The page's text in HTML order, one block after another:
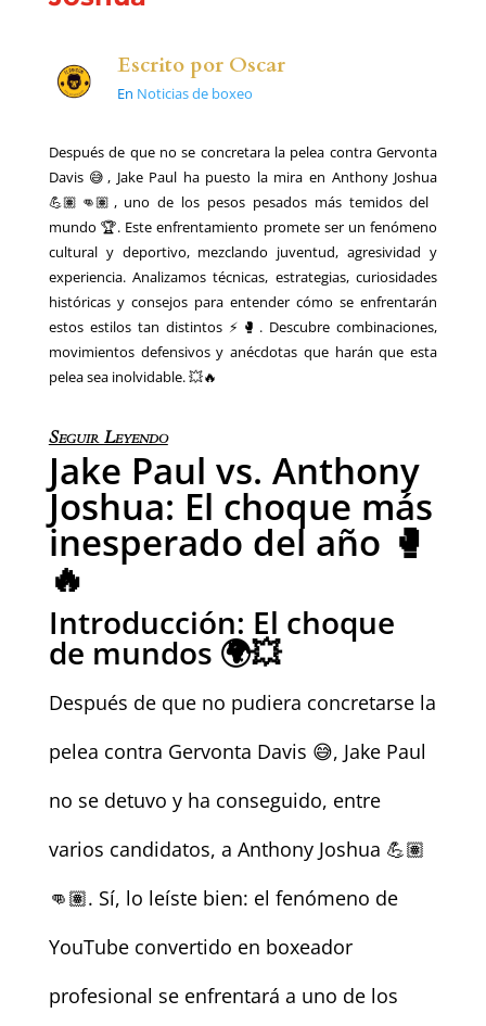
Escrito por Oscar
En Noticias de boxeo
Después de que no se concretara la pelea contra Gervonta
Davis 😅, Jake Paul ha puesto la mira en Anthony Joshua
💪🏽👊🏽, uno de los pesos pesados más temidos del
mundo 🏆. Este enfrentamiento promete ser un fenómeno
cultural y deportivo, mezclando juventud, agresividad y
experiencia. Analizamos técnicas, estrategias, curiosidades
históricas y consejos para entender cómo se enfrentarán
estos estilos tan distintos ⚡🥊. Descubre combinaciones,
movimientos defensivos y anécdotas que harán que esta
pelea sea inolvidable. 💥🔥
Seguir Leyendo
Jake Paul vs. Anthony
Joshua: El choque más
inesperado del año 🥊
🔥
Introducción: El choque
de mundos 🌍💥
Después de que no pudiera concretarse la
pelea contra Gervonta Davis 😅, Jake Paul
no se detuvo y ha conseguido, entre
varios candidatos, a Anthony Joshua 💪🏽
👊🏽. Sí, lo leíste bien: el fenómeno de
YouTube convertido en boxeador
profesional se enfrentará a uno de los